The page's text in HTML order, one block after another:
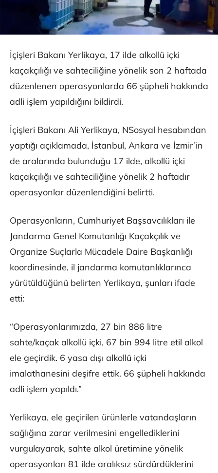
İçişleri Bakanı Yerlikaya, 17 ilde alkollü içki
kaçakçılığı ve sahteciliğine yönelik son 2 haftada
düzenlenen operasyonlarda 66 şüpheli hakkında
adli işlem yapıldığını bildirdi.
İçişleri Bakanı Ali Yerlikaya, NSosyal hesabından
yaptığı açıklamada, İstanbul, Ankara ve İzmir’in
de aralarında bulunduğu 17 ilde, alkollü içki
kaçakçılığı ve sahteciliğine yönelik 2 haftadır
operasyonlar düzenlendiğini belirtti.
Operasyonların, Cumhuriyet Başsavcılıkları ile
Jandarma Genel Komutanlığı Kaçakçılık ve
Organize Suçlarla Mücadele Daire Başkanlığı
koordinesinde, il jandarma komutanlıklarınca
yürütüldüğünü belirten Yerlikaya, şunları ifade
etti:
“Operasyonlarımızda, 27 bin 886 litre
sahte/kaçak alkollü içki, 67 bin 994 litre etil alkol
ele geçirdik. 6 yasa dışı alkollü içki
imalathanesini deşifre ettik. 66 şüpheli hakkında
adli işlem yapıldı.”
Yerlikaya, ele geçirilen ürünlerle vatandaşların
sağlığına zarar verilmesini engellediklerini
vurgulayarak, sahte alkol üretimine yönelik
operasyonları 81 ilde aralıksız sürdürdüklerini